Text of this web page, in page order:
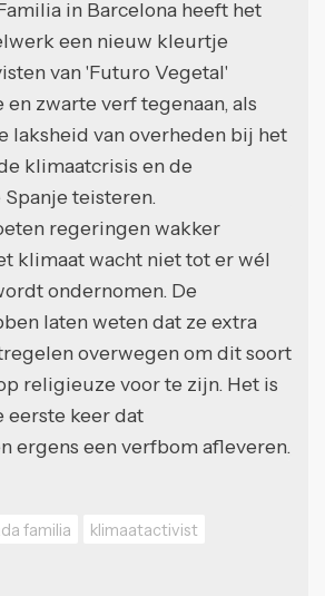
in Barcelona heeft het
een nieuw kleurtje
van 'Futuro Vegetal'
zwarte verf tegenaan, als
laksheid van overheden bij het
klimaatcrisis en de
teisteren.
regeringen wakker
klimaat wacht niet tot er wél
ondernomen. De
laten weten dat ze extra
overwegen om dit soort
religieuze voor te zijn. Het is
eerste keer dat
ergens een verfbom afleveren.
familia
klimaatactivist